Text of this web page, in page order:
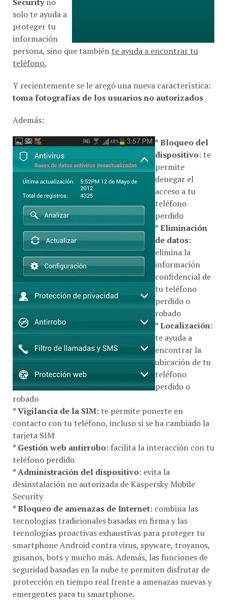
solo te ayuda a
proteger tu
información
persona, sino que también te ayuda a encontrar tu
teléfono.
Y recientemente se le aregó una nueva característica:
toma fotografías de los usuarios no autorizados
Además:
* Bloqueo del
dispositivo: te
permite
denegar el
acceso a tu
teléfono
perdido
* Eliminación
de datos:
elimina la
información
confidencial de
tu teléfono
perdido o
robado
* Localización:
te ayuda a
encontrar la
ubicación de tu
teléfono
perdido o
robado
* Vigilancia de la SIM: te permite ponerte en
contacto con tu teléfono, incluso si se ha cambiado la
tarjeta SIM
* Gestión web antirrobo: facilita la interacción con tu
teléfono perdido
* Administración del dispositivo: evita la
desinstalación no autorizada de Kaspersky Mobile
Security
* Bloqueo de amenazas de Internet: combina las
tecnologías tradicionales basadas en firma y las
tecnologías proactivas exhaustivas para proteger tu
smartphone Android contra virus, spyware, troyanos,
gusanos, bots y mucho más. Además, las funciones de
seguridad basadas en la nube te permiten disfrutar de
protección en tiempo real frente a amenazas nuevas y
emergentes para tu smartphone.